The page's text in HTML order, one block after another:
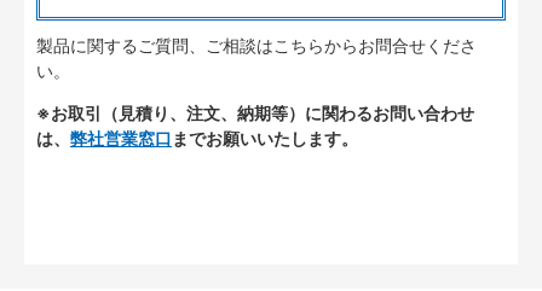
製品に関するご質問、ご相談はこちらからお問合せくださ
い。
※お取引（見積り、注文、納期等）に関わるお問い合わせ
は、 弊社営業窓口 までお願いいたします。